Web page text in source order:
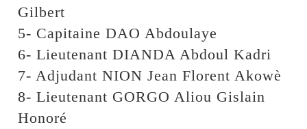
Gilbert
5- Capitaine DAO Abdoulaye
6- Lieutenant DIANDA Abdoul Kadri
7- Adjudant NION Jean Florent Akowè
8- Lieutenant GORGO Aliou Gislain
Honoré